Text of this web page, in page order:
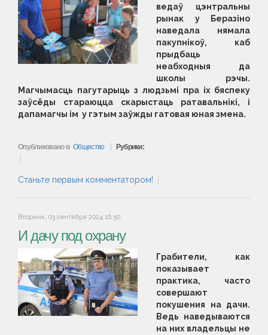
ведаў цэнтральны
рынак у Беразіно
наведала нямала
пакупнікоў, каб
прыдбаць
неабходныя да
школы рэчы.
Магчымасць пагутарыць з людзьмі пра іх бяспеку
заўсёды стараюцца скарыстаць ратавальнікі, і
дапамагчы ім у гэтым заўжды гатовая юная змена.
Опубликовано в Общество Рубрики:
Станьте первым комментатором!
Вторник, 03 сентября 2024 16:50
И дачу под охрану
Грабители, как
показывает
практика, часто
совершают
покушения на дачи.
Ведь наведываются
на них владельцы не